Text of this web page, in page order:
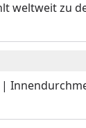
weltweit